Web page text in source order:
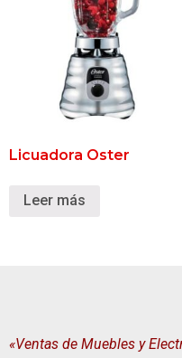
Licuadora Oster
Leer más
«Ventas de Muebles y